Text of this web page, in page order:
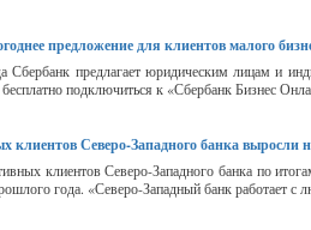
предложение для клиентов малого
Сбербанк предлагает юридическим лицам и
бесплатно подключиться к «Сбербанк Бизнес
клиентов Северо-Западного банка выросли
клиентов Северо-Западного банка по
года. «Северо-Западный банк работает с